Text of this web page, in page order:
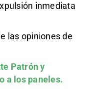
inmediata
las opiniones de
Patróny
a los paneles.